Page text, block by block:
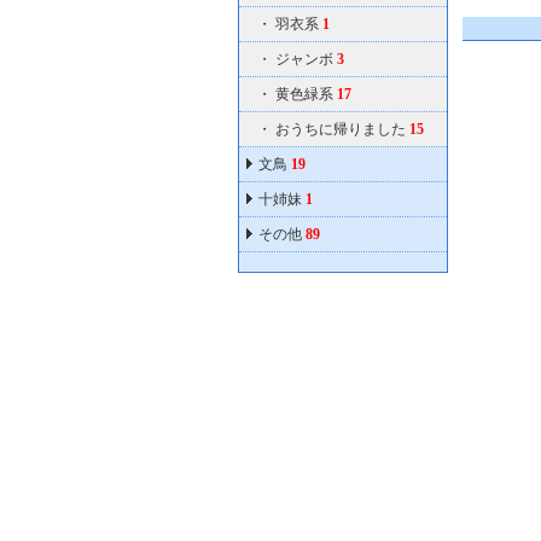
・ 羽衣系 1
・ ジャンボ 3
・ 黄色緑系 17
・ おうちに帰りました 15
文鳥 19
十姉妹 1
その他 89